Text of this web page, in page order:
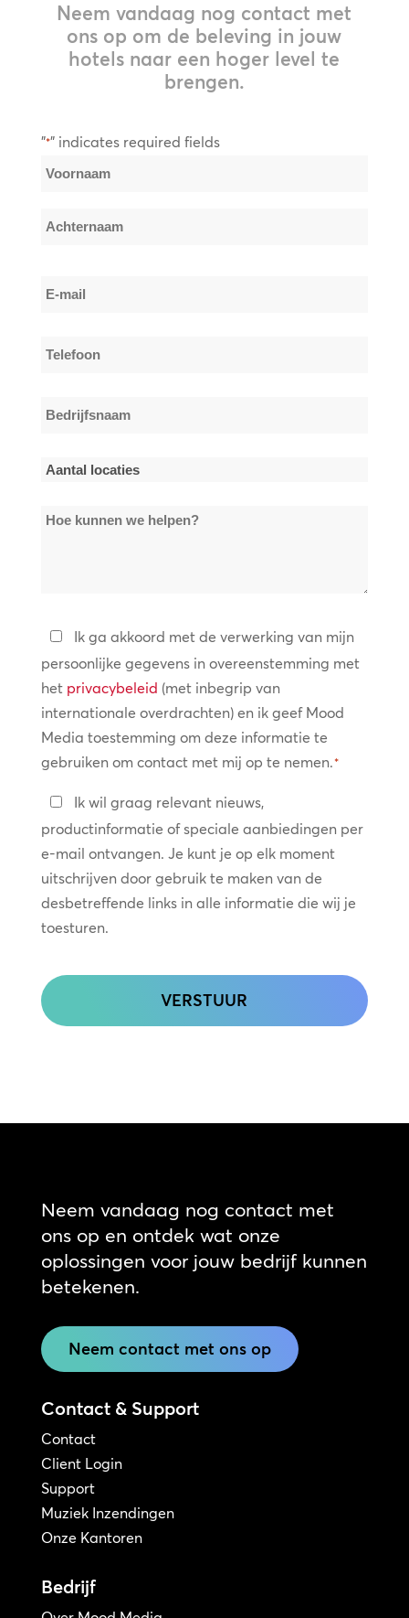
Neem vandaag nog contact met
ons op om de beleving in jouw
hotels naar een hoger level te
brengen.
"*" indicates required fields
Naam
Voornaam
E-
Telefoon
Bedrijfsnaam
Aantal
*Hoe
Privacybeleid
*
Ik ga akkoord met de verwerking van mijn
persoonlijke gegevens in overeenstemming met
het privacybeleid (met inbegrip van
internationale overdrachten) en ik geef Mood
Media toestemming om deze informatie te
gebruiken om contact met mij op te nemen.*
Blijf
in
contact
Ik wil graag relevant nieuws,
productinformatie of speciale aanbiedingen per
e-mail ontvangen. Je kunt je op elk moment
uitschrijven door gebruik te maken van de
desbetreffende links in alle informatie die wij je
toesturen.
Neem vandaag nog contact met
ons op en ontdek wat onze
oplossingen voor jouw bedrijf kunnen
betekenen.
Neem contact met ons op
Contact & Support
Contact
Client Login
Support
Muziek Inzendingen
Onze Kantoren
Bedrijf